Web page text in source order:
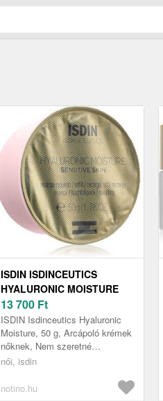
ISDIN ISDINCEUTICS
HYALURONIC MOISTURE
NAPPALI KRÉM AZ
ÉRZÉKENY ARCBŐRRE
UTÁNTÖLTŐ 50 G
13 700 Ft
ISDIN Isdinceutics Hyaluronic
Moisture, 50 g, Arcápoló krémek
nőknek, Nem szeretné
alábecsülni a bőrápolást?
minden egy...
női, isdin
notino.hu